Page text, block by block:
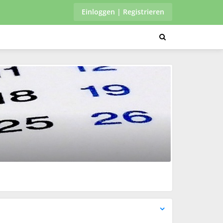
Einloggen | Registrieren